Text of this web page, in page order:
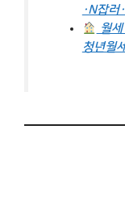
·N잡러
월
청년월